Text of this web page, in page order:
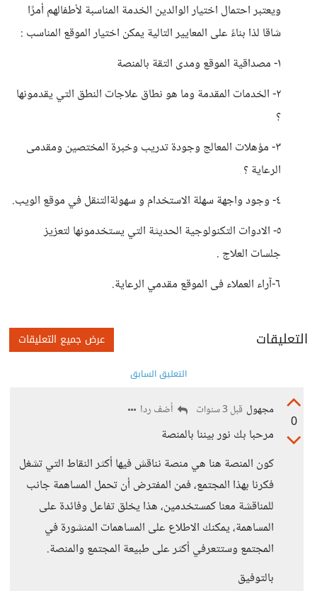
ويعتبر احتمال اختيار الوالدين الخدمة المناسبة لأطفالهم أمرًا
شاقا لذا بناءً على المعايير التالية يمكن اختيار الموقع المناسب :
١- مصداقية الموقع ومدى التقة بالمنصة
٢- الخدمات المقدمة وما هو نطاق علاجات النطق التي يقدمونها
؟
٣- مؤهلات المعالج وجودة تدريب وخبرة المختصين ومقدمى
الرعاية ؟
٤- وجود واجهة سهلة الاستخدام و سهولةالتنقل في موقع الويب.
٥- الادوات التكنولوجية الحديثة التي يستخدمونها لتعزيز
جلسات العلاج .
٦-آراء العملاء فى الموقع مقدمي الرعاية.
التعليقات عرض جميع التعليقات
التعليق السابق
0
مجهول قبل 3 سنوات أضف ردا
مرحبا بك نور بيننا بالمنصة
كون المنصة هنا هي منصة نناقش فيها أكثر النقاط التي تشغل
فكرنا بهذا المجتمع، فمن المفترض أن تحمل المساهمة جانب
للمناقشة معنا كمستخدمين، هذا يخلق تفاعل وفائدة على
المساهمة، يمكنك الاطلاع على المساهمات المنشورة في
المجتمع وستتعرفي أكثر على طبيعة المجتمع والمنصة.
بالتوفيق